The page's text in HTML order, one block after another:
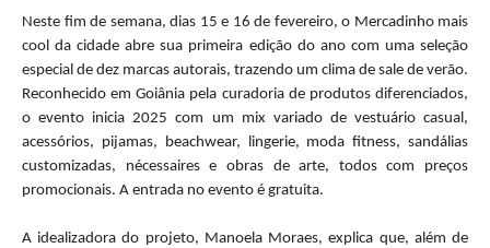
Neste fim de semana, dias 15 e 16 de fevereiro, o Mercadinhomais
cool da cidade abre sua primeira edição do ano com uma seleção
especial de dez marcas autorais, trazendo um clima de sale de verão.
Reconhecido em Goiânia pela curadoria de produtos diferenciados,
o evento inicia 2025 com um mix variado de vestuário casual,
acessórios, pijamas, beachwear, lingerie, moda fitness, sandálias
customizadas, nécessaires e obras de arte, todos com preços
promocionais. A entrada no evento é gratuita.
A idealizadora do projeto, Manoela Moraes, explica que, além de